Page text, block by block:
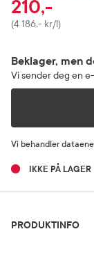
Pris
210,-
(4 186,- kr/l)
Beklager, men
Vi sender deg en
Vi behandler
IKKE PÅ LAGER
PRODUKTINFO